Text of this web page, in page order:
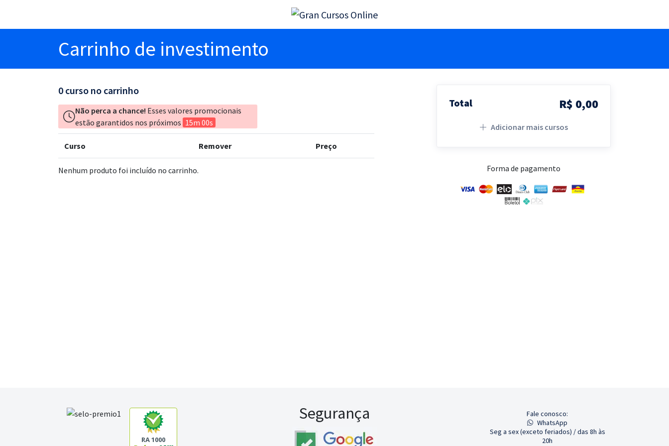
Carrinho de investimento
0 curso no carrinho
Não perca a chance! Esses valores promocionais
estão garantidos nos próximos 15m 00s
Curso Remover Preço
Nenhum produto foi incluído no carrinho.
Total R$ 0,00
Adicionar mais cursos
Forma de pagamento
RA 1000
Segurança
Fale conosco:
WhatsApp
Seg a sex (exceto feriados) / das 8h às
20h